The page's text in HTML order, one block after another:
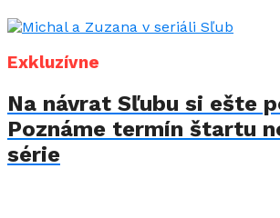
Exkluzívne
Na návrat Sľubu si ešte
Poznáme termín štartu
série